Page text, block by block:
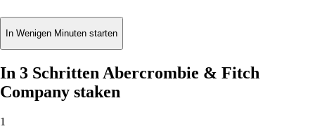
In Wenigen Minuten starten
In 3 Schritten Abercrombie & Fitch
Company staken
1